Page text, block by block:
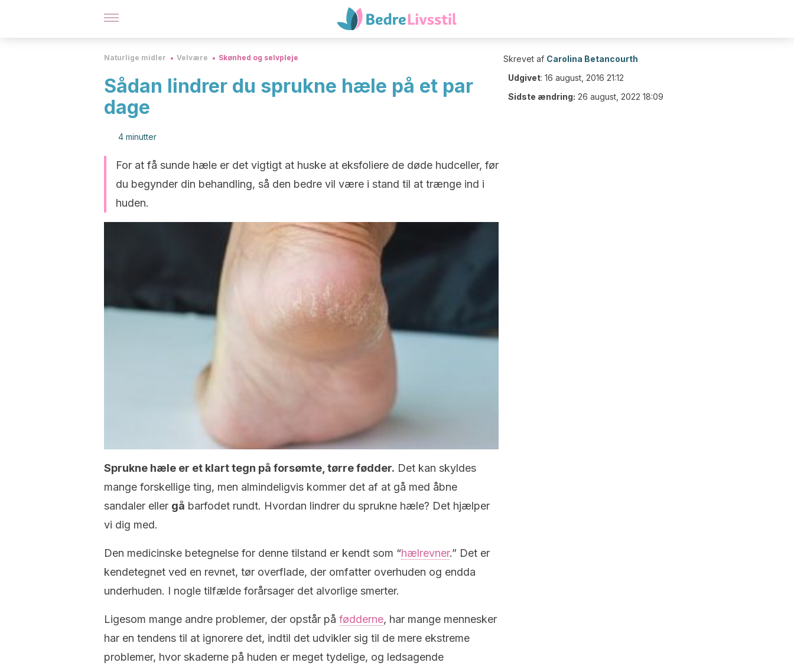
Naturlige midler Velvære Skønhed og selvpleje
Sådan lindrer du sprukne hæle på et par
dage
4 minutter
For at få sunde hæle er det vigtigt at huske at eksfoliere de døde hudceller, før
du begynder din behandling, så den bedre vil være i stand til at trænge ind i
huden.
Sprukne hæle er et klart tegn på forsømte, tørre fødder. Det kan skyldes
mange forskellige ting, men almindeligvis kommer det af at gå med åbne
sandaler eller gå barfodet rundt. Hvordan lindrer du sprukne hæle? Det hjælper
vi dig med.
Den medicinske betegnelse for denne tilstand er kendt som “hælrevner.” Det er
kendetegnet ved en revnet, tør overflade, der omfatter overhuden og endda
underhuden. I nogle tilfælde forårsager det alvorlige smerter.
Ligesom mange andre problemer, der opstår på fødderne, har mange mennesker
har en tendens til at ignorere det, indtil det udvikler sig til de mere ekstreme
problemer, hvor skaderne på huden er meget tydelige, og ledsagende
Skrevet af Carolina Betancourth
Udgivet: 16 august, 2016 21:12
Sidste ændring: 26 august, 2022 18:09